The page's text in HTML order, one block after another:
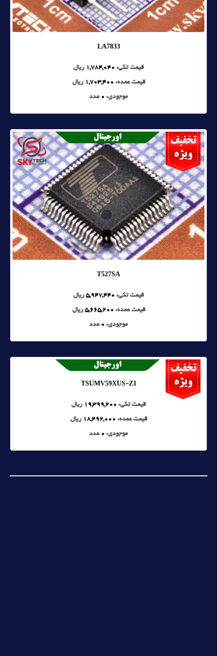
LA7833
قیمت تکی: 1,784,040 ریال
قیمت عمده: 1,703,400 ریال
موجودی: 0 عدد
T527SA
قیمت تکی: 5,947,440 ریال
قیمت عمده: 5,665,200 ریال
موجودی: 0 عدد
TSUMV59XUS-Z1
قیمت تکی: 19,399,200 ریال
قیمت عمده: 18,492,000 ریال
موجودی: 0 عدد